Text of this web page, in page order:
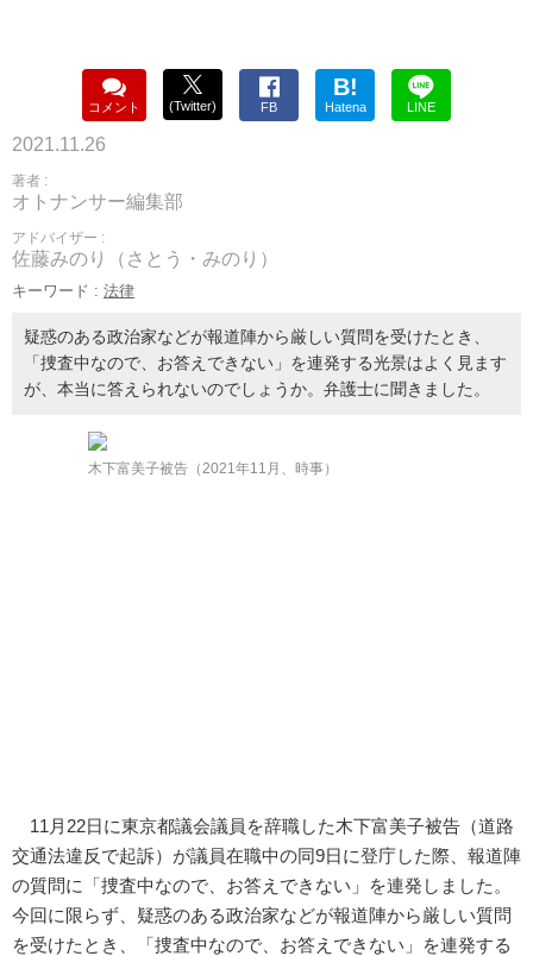
コメント (Twitter) FB
B!
Hatena LINE
2021.11.26
著者 :
オトナンサー編集部
アドバイザー :
佐藤みのり（さとう・みのり）
キーワード : 法律
疑惑のある政治家などが報道陣から厳しい質問を受けたとき、
「捜査中なので、お答えできない」を連発する光景はよく見ます
が、本当に答えられないのでしょうか。弁護士に聞きました。
木下富美子被告（2021年11月、時事）
11月22日に東京都議会議員を辞職した木下富美子被告（道路
交通法違反で起訴）が議員在職中の同9日に登庁した際、報道陣
の質問に「捜査中なので、お答えできない」を連発しました。
今回に限らず、疑惑のある政治家などが報道陣から厳しい質問
を受けたとき、「捜査中なので、お答えできない」を連発する